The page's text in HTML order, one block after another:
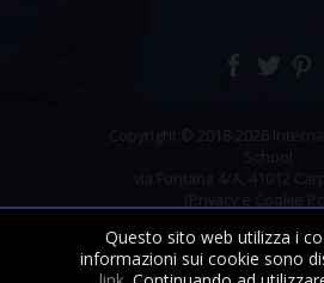
Copyright © 2018-2026
School
via Fontana 4/A, 41012
[Privacy e Cookie
Questo sito web utilizza i
informazioni sui cookie sono